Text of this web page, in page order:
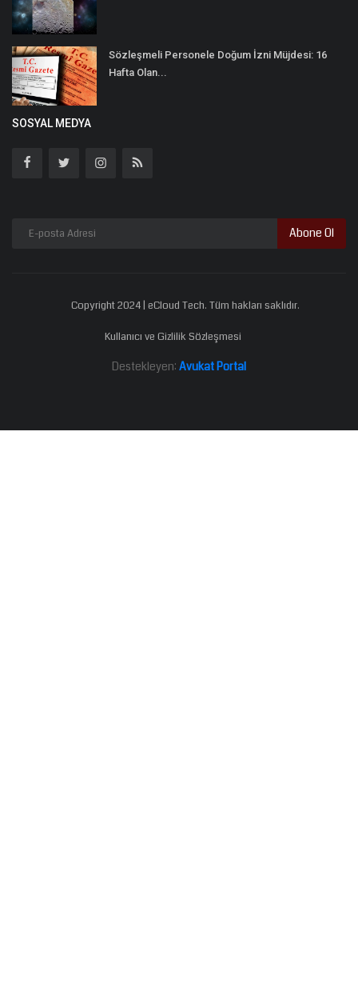
Sözleşmeli Personele Doğum İzni Müjdesi: 16
Hafta Olan...
SOSYAL MEDYA
Abone Ol
Copyright 2024 | eCloud Tech. Tüm hakları saklıdır.
Kullanıcı ve Gizlilik Sözleşmesi
Destekleyen: Avukat Portal